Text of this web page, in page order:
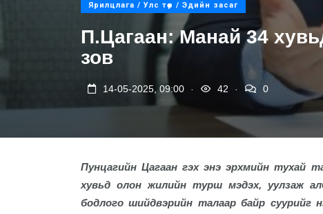
Ярилцлага / Улс төр / Эдийн засаг
П.Цагаан: Манай 34
зов
14-05-2025, 09:00 42 0
Пунцагийн Цагаан гэх энэ эрхмийн тухай
хувьд олон жилийн турш мэдэх, уулзаж
бодлого шийдвэрийн талаар байр суурийг